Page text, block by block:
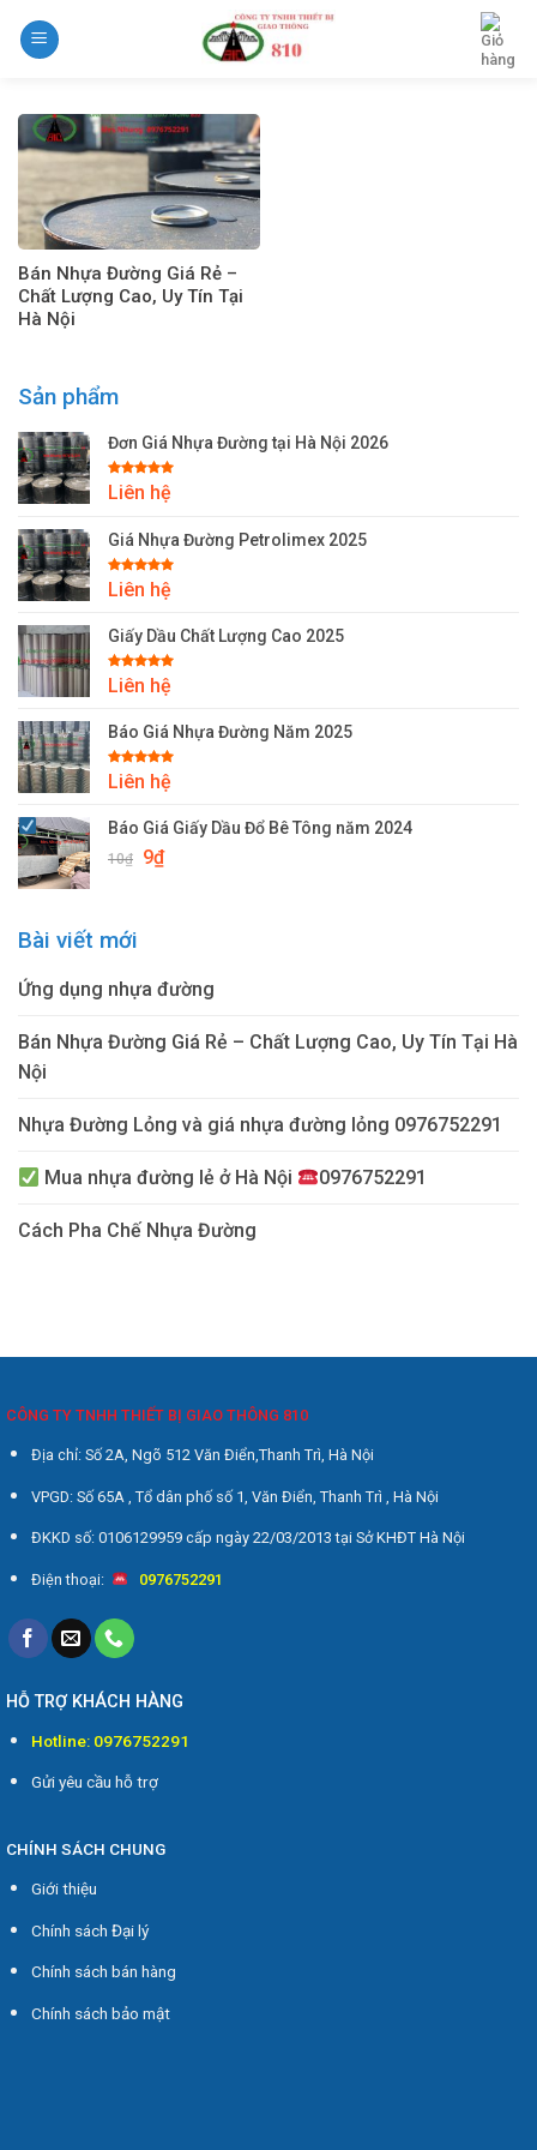
Sản phẩm
Đơn Giá Nhựa Đường tại Hà Nội 2026
Được xếp
hạng5.00
Liên hệ
Giá Nhựa Đường Petrolimex 2025
Được xếp
hạng5.00
Liên hệ
Giấy Dầu Chất Lượng Cao 2025
Được xếp
hạng5.00
Liên hệ
Báo Giá Nhựa Đường Năm 2025
Được xếp
hạng5.00
Liên hệ
Báo Giá Giấy Dầu Đổ Bê Tông năm 2024
10₫
Giá
9₫Giá
Bài viết mới
Ứng dụng nhựa đường
Bán Nhựa Đường Giá Rẻ – Chất Lượng Cao, Uy Tín Tại Hà
Nội
Nhựa Đường Lỏng và giá nhựa đường lỏng 0976752291
Mua nhựa đường lẻ ở Hà Nội 0976752291
Cách Pha Chế Nhựa Đường
Bán Nhựa Đường Giá Rẻ –
Chất Lượng Cao, Uy Tín Tại
Hà Nội
CÔNG TY TNHH THIẾT BỊ GIAO THÔNG 810
Địa chỉ: Số 2A, Ngõ 512 Văn Điển,Thanh Trì, Hà Nội
VPGD: Số 65A , Tổ dân phố số 1, Văn Điển, Thanh Trì , Hà Nội
ĐKKD số: 0106129959 cấp ngày 22/03/2013 tại Sở KHĐT Hà Nội
Điện thoại: 0976752291
HỖ TRỢ KHÁCH HÀNG
Hotline: 0976752291
Gửi yêu cầu hỗ trợ
CHÍNH SÁCH CHUNG
Giới thiệu
Chính sách Đại lý
Chính sách bán hàng
Chính sách bảo mật